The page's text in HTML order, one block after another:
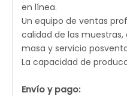
en línea.
Un equipo de ventas
calidad de las
masa y servicio
La capacidad de
Envío y pago: